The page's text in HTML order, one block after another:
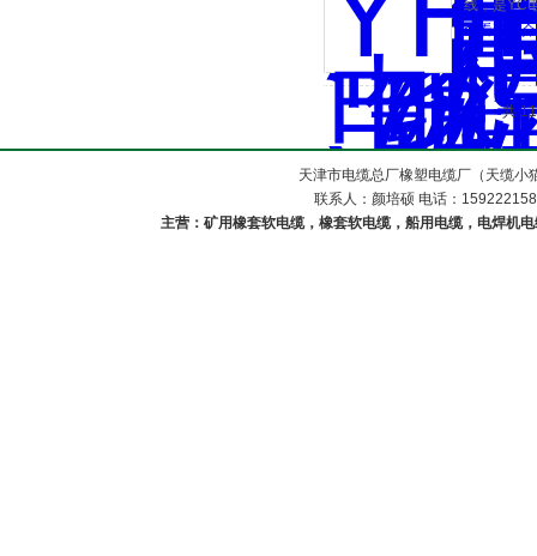
线，是YC
查看详细
共
天津市电缆总厂橡塑电缆厂（天缆
联系人：颜培硕 电话：
主营：矿用橡套软电缆，橡套软电缆，船用电缆，电焊机